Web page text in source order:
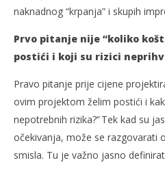
naknadnog “krpanja” i skupih
Prvo pitanje nije “koliko
postići i koji su rizici
Pravo pitanje prije cijene
ovim projektom želim postići i
nepotrebnih rizika?” Tek kad su
očekivanja, može se razgovarati
smisla. Tu je važno jasno